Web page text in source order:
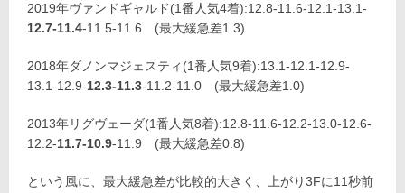
2019年ヴァンドギャルド(1番人気4着):12.8-11.6-12.1-13.1-
12.7-11.4-11.5-11.6 (最大緩急差1.3)
2018年ダノンマジェスティ(1番人気9着):13.1-12.1-12.9-
13.1-12.9-12.3-11.3-11.2-11.0 (最大緩急差1.0)
2013年リグヴェーダ(1番人気8着):12.8-11.6-12.2-13.0-12.6-
12.2-11.7-10.9-11.9 (最大緩急差0.8)
という風に、最大緩急差が比較的大きく、上がり3Fに11秒前